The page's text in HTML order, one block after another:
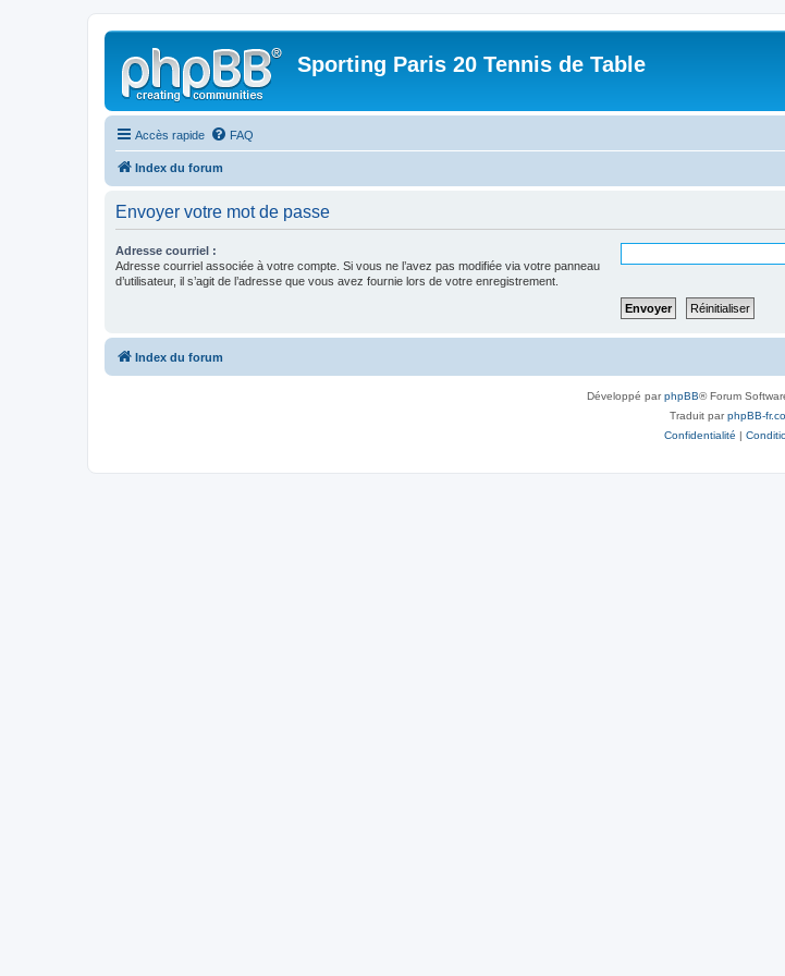
Sporting Paris 20 Tennis de Table
Accès rapide FAQ
Index du forum
Envoyer votre mot de passe
Adresse courriel :
Adresse courriel associée à votre compte. Si vous ne l’avez pas modifiée via votre panneau
d’utilisateur, il s’agit de l’adresse que vous avez fournie lors de votre enregistrement.
Index du forum
Développé parphpBB® Forum
Traduit parphpBB-
Confidentialité |